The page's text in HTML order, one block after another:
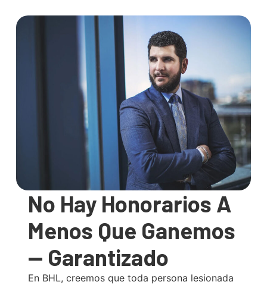
No Hay Honorarios A
Menos Que Ganemos
— Garantizado
En BHL, creemos que toda persona lesionada